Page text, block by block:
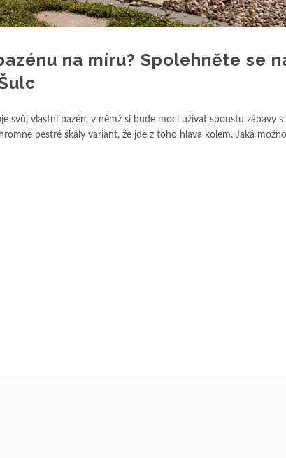
na míru? Spolehněte se
svůj vlastní bazén, v němž si bude moci užívat spoustu zábavy
pestré škály variant, že jde z toho hlava kolem. Jaká